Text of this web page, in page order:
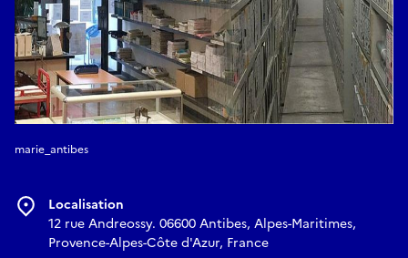
marie_antibes
Localisation
12 rue Andreossy. 06600 Antibes, Alpes-Maritimes,
Provence-Alpes-Côte d'Azur, France